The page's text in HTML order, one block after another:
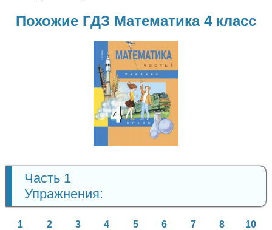
Похожие ГДЗ Математика 4 класс
Математика
4 класс
Часть 1
Упражнения:
1 2 3 4 5 6 7 8 10